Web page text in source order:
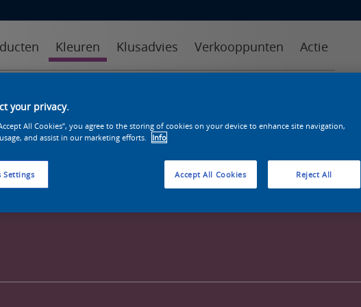
Kleuren Klusadvies Verkooppunten Actie
your privacy.
All Cookies”, you agree to the storing of cookies on your device to enhance site navigation,
and assist in our marketing efforts.
Info
Settings Reject All
Accept All Cookies